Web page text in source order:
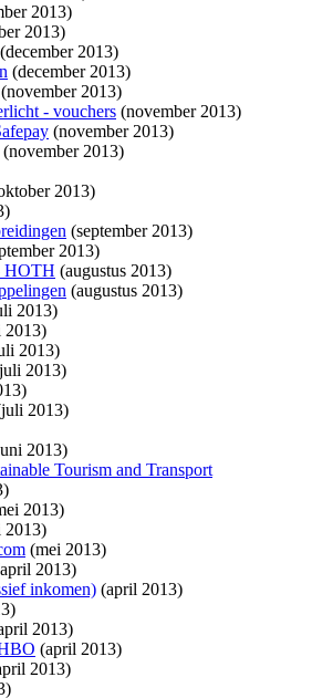
2013)
2013)
(december 2013)
(december 2013)
(november 2013)
- vouchers (november 2013)
(november 2013)
(november 2013)
2013)
(september 2013)
2013)
HOTH (augustus 2013)
(augustus 2013)
2013)
2013)
2013)
2013)
2013)
2013)
Tourism and Transport
2013)
2013)
(mei 2013)
2013)
inkomen) (april 2013)
2013)
(april 2013)
2013)